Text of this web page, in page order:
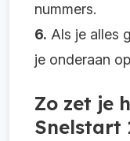
nummers.
6. Als je alles
je onderaan op
Zo zet je
Snelstart